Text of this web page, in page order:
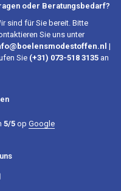
oder Beratungsbedarf?
sind für Sie bereit. Bitte
Sie uns unter
|
Sie (+31) 073-518 3135 an
5/5op Google